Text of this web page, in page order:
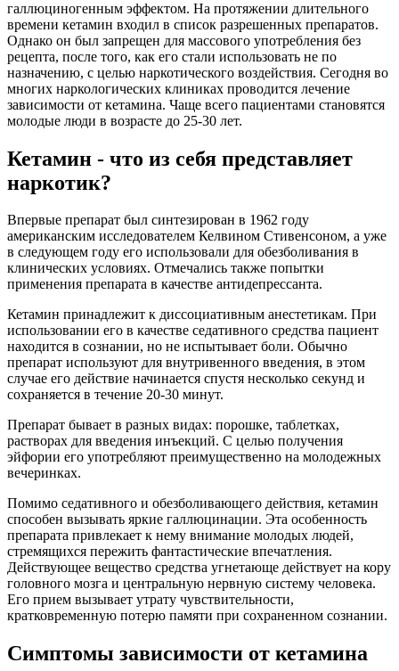
галлюциногенным эффектом. На протяжении длительного
времени кетамин входил в список разрешенных препаратов.
Однако он был запрещен для массового употребления без
рецепта, после того, как его стали использовать не по
назначению, с целью наркотического воздействия. Сегодня во
многих наркологических клиниках проводится лечение
зависимости от кетамина. Чаще всего пациентами становятся
молодые люди в возрасте до 25-30 лет.
Кетамин - что из себя представляет
наркотик?
Впервые препарат был синтезирован в 1962 году
американским исследователем Келвином Стивенсоном, а уже
в следующем году его использовали для обезболивания в
клинических условиях. Отмечались также попытки
применения препарата в качестве антидепрессанта.
Кетамин принадлежит к диссоциативным анестетикам. При
использовании его в качестве седативного средства пациент
находится в сознании, но не испытывает боли. Обычно
препарат используют для внутривенного введения, в этом
случае его действие начинается спустя несколько секунд и
сохраняется в течение 20-30 минут.
Препарат бывает в разных видах: порошке, таблетках,
растворах для введения инъекций. С целью получения
эйфории его употребляют преимущественно на молодежных
вечеринках.
Помимо седативного и обезболивающего действия, кетамин
способен вызывать яркие галлюцинации. Эта особенность
препарата привлекает к нему внимание молодых людей,
стремящихся пережить фантастические впечатления.
Действующее вещество средства угнетающе действует на кору
головного мозга и центральную нервную систему человека.
Его прием вызывает утрату чувствительности,
кратковременную потерю памяти при сохраненном сознании.
Симптомы зависимости от кетамина